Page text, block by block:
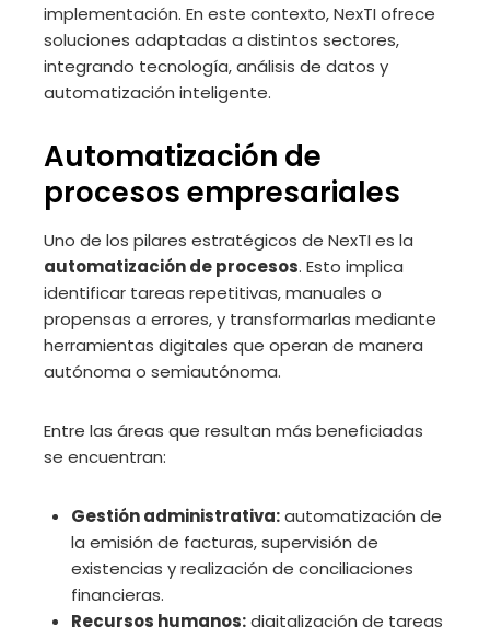
implementación. En este contexto, NexTI ofrece
soluciones adaptadas a distintos sectores,
integrando tecnología, análisis de datos y
automatización inteligente.
Automatización de
procesos empresariales
Uno de los pilares estratégicos de NexTI es la
automatización de procesos. Esto implica
identificar tareas repetitivas, manuales o
propensas a errores, y transformarlas mediante
herramientas digitales que operan de manera
autónoma o semiautónoma.
Entre las áreas que resultan más beneficiadas
se encuentran:
Gestión administrativa:automatización de
la emisión de facturas, supervisión de
existencias y realización de conciliaciones
financieras.
Recursos humanos:digitalización de tareas